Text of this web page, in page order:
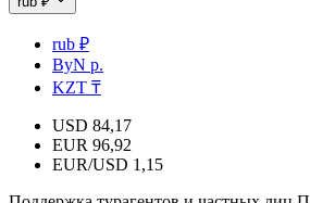
rub ₽
ByN р.
KZT ₸
USD 84,17
EUR 96,92
EUR/USD 1,15